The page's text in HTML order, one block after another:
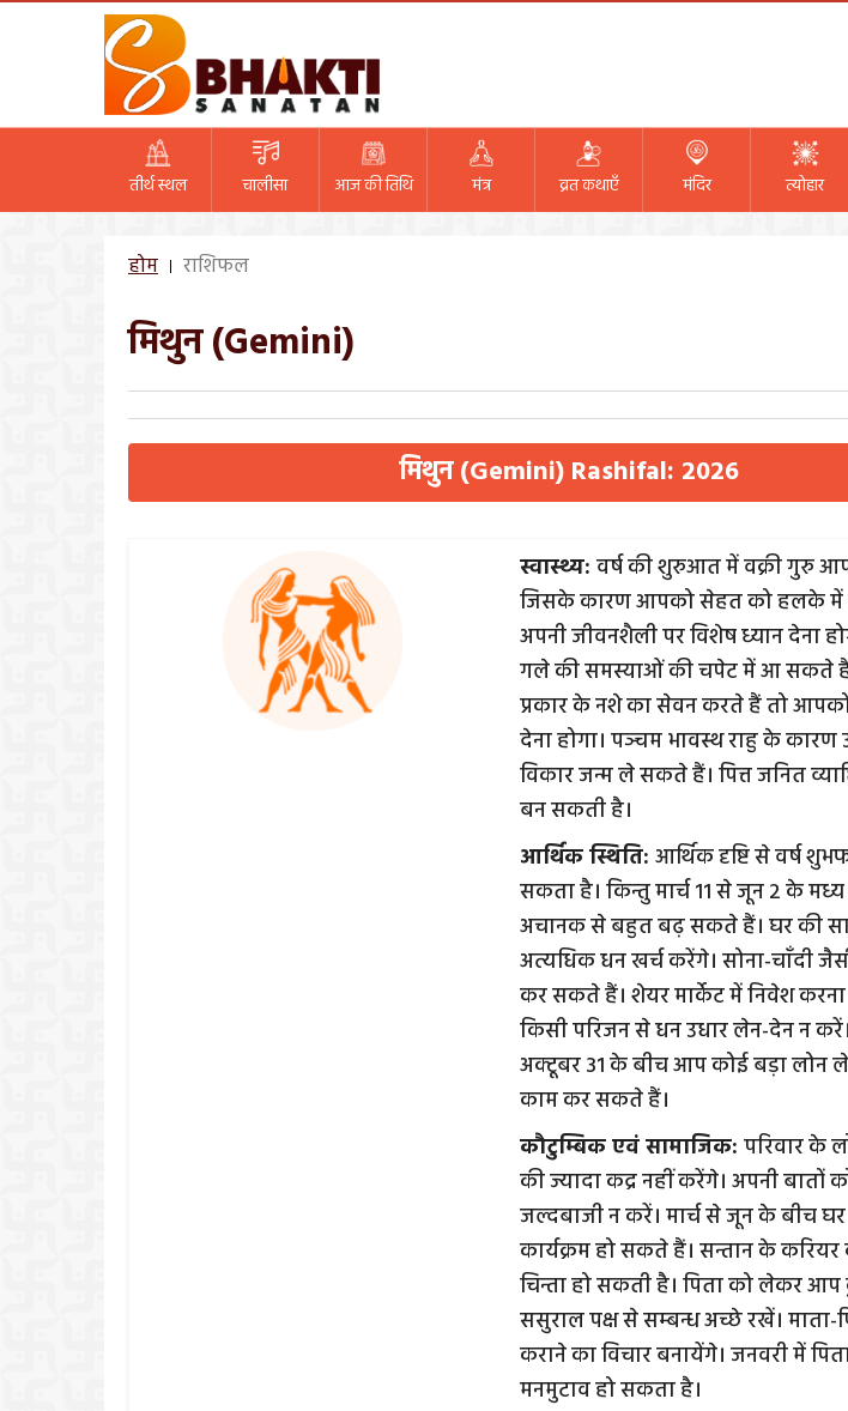
तीर्थ स्थल चालीसा आज की तिथि मंत्र व्रत कथाएँ मंदिर त्योहार
होम राशिफल
मिथुन (Gemini)
मिथुन (Gemini) Rashifal: 2026
स्वास्थ्य: वर्ष की शुरुआत में वक्री गुरु
जिसके कारण आपको सेहत को हलके में
अपनी जीवनशैली पर विशेष ध्यान देना
गले की समस्याओं की चपेट में आ सकते
प्रकार के नशे का सेवन करते हैं तो
देना होगा। पञ्चम भावस्थ राहु के कारण
विकार जन्म ले सकते हैं। पित्त जनित
बन सकती है।
आर्थिक स्थिति: आर्थिक दृष्टि से वर्ष
सकता है। किन्तु मार्च 11 से जून 2 के
अचानक से बहुत बढ़ सकते हैं। घर की
अत्यधिक धन खर्च करेंगे। सोना-चाँदी
कर सकते हैं। शेयर मार्केट में निवेश करना
किसी परिजन से धन उधार लेन-देन न
अक्टूबर 31 के बीच आप कोई बड़ा लोन
काम कर सकते हैं।
कौटुम्बिक एवं सामाजिक: परिवार के
की ज्यादा कद्र नहीं करेंगे। अपनी बातों
जल्दबाजी न करें। मार्च से जून के बीच
कार्यक्रम हो सकते हैं। सन्तान के
चिन्ता हो सकती है। पिता को लेकर
ससुराल पक्ष से सम्बन्ध अच्छे रखें। माता-
कराने का विचार बनायेंगे। जनवरी में
मनमुटाव हो सकता है।